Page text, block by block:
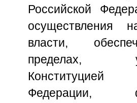
Российской
осуществления
власти,
пределах,
Конституцией
Федерации,